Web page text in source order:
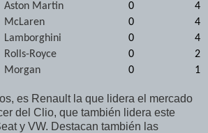
Aston Martin 0
4
McLaren 0
4
Lamborghini 0
4
Rolls-Royce 0
2
Morgan 0 1
es Renault la que lidera el mercado
del Clio, que también lidera este
y VW. Destacan también las